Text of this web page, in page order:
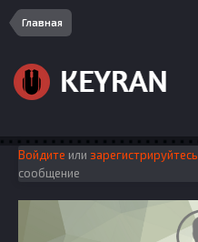
Главная
Войдите или зарегистрируйтесь
сообщение